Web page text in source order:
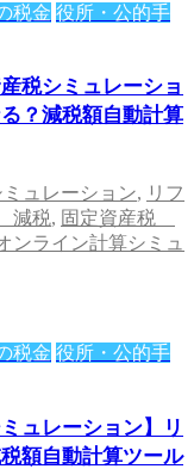
税金 役所・公的手
税シミュレーショ
？減税額自動計算
ュレーション, リフ
減税, 固定資産税
ンライン計算シミュ
税金 役所・公的手
ュレーション】リ
額自動計算ツール